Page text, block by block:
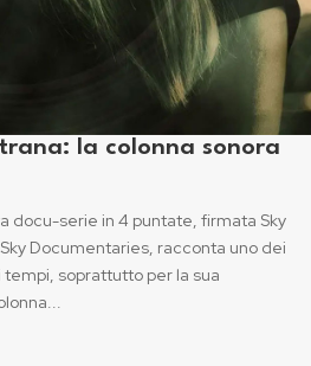
la colonna sonora
docu-serie in 4 puntate, firmata Sky
Documentaries, racconta uno dei
soprattutto per la sua